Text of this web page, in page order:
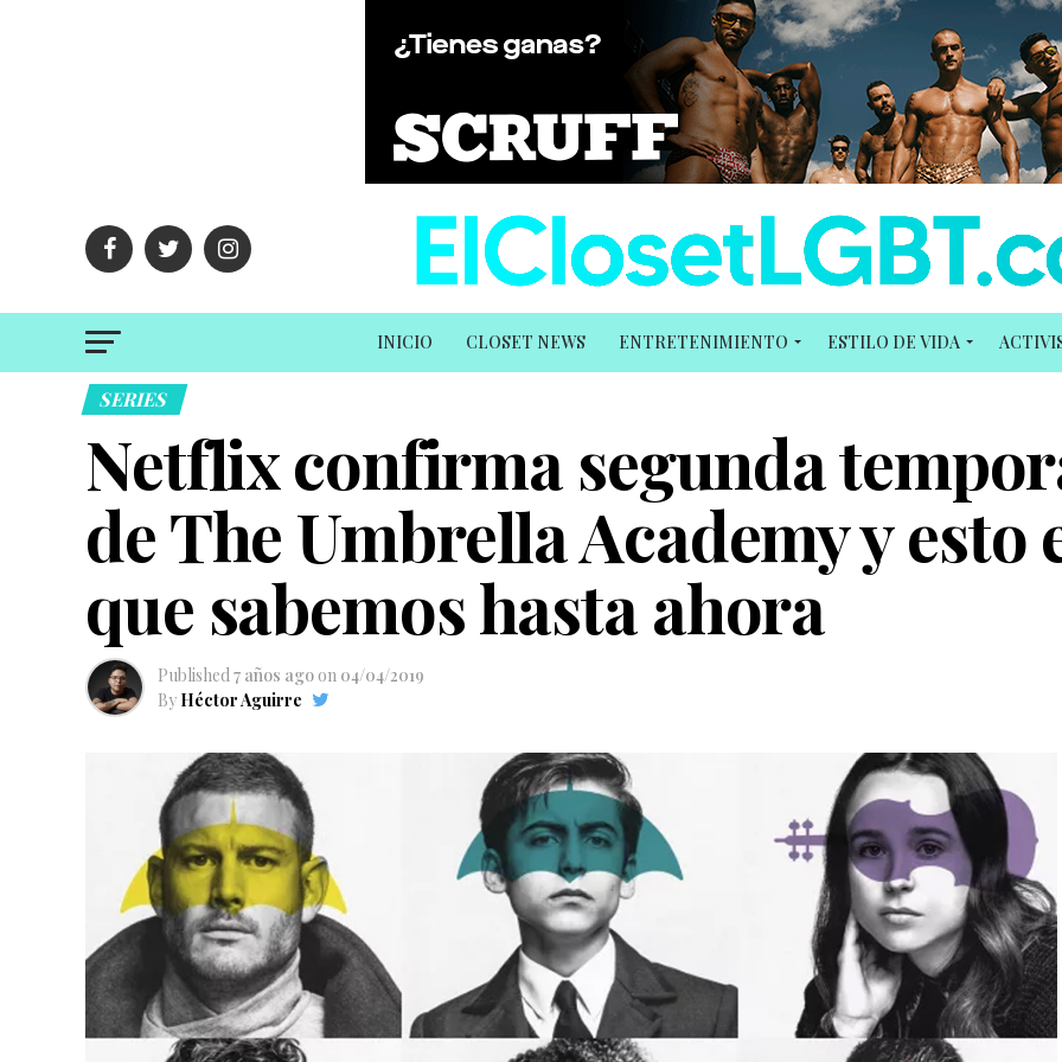
INICIO CLOSET NEWS ENTRETENIMIENTO ESTILO DE VIDA
SERIES
Netflix confirma segunda
de The Umbrella Academy y esto
que sabemos hasta ahora
Published7 años ago on 04/04/2019
By Héctor Aguirre